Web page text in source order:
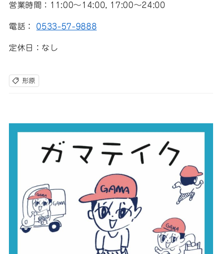
営業時間：11:00～14:00, 17:00～24:00
電話：0533-57-9888
定休日：なし
形原